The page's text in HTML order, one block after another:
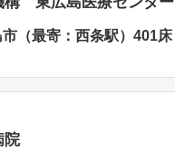
（最寄：西条駅）401床
院